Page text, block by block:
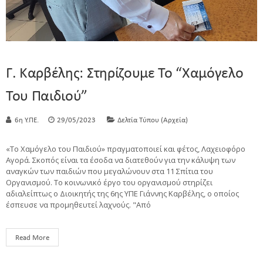
Γ. Καρβέλης: Στηρίζουμε Το “Χαμόγελο
Του Παιδιού”
6η Υ.ΠΕ. 29/05/2023 Δελτία Τύπου (Αρχεία)
«Το Χαμόγελο του Παιδιού» πραγματοποιεί και φέτος, Λαχειοφόρο
Αγορά. Σκοπός είναι τα έσοδα να διατεθούν για την κάλυψη των
αναγκών των παιδιών που μεγαλώνουν στα 11 Σπίτια του
Οργανισμού. Το κοινωνικό έργο του οργανισμού στηρίζει
αδιαλείπτως ο Διοικητής της 6ης ΥΠΕ Γιάννης Καρβέλης, ο οποίος
έσπευσε να προμηθευτεί λαχνούς. "Από
Read More